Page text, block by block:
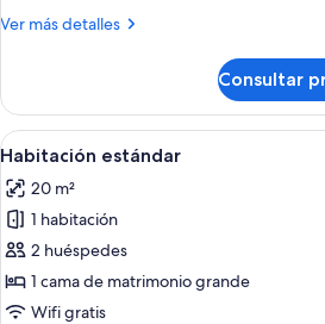
hidromasaje
Ver más detalles
Más
junior,
bañera
de
Consultar
Abrir
todas
las
fotos
de
Habitación
estándar
4
Habitación estándar
20 m²
1 habitación
2 huéspedes
1 cama de matrimonio grande
Wifi gratis